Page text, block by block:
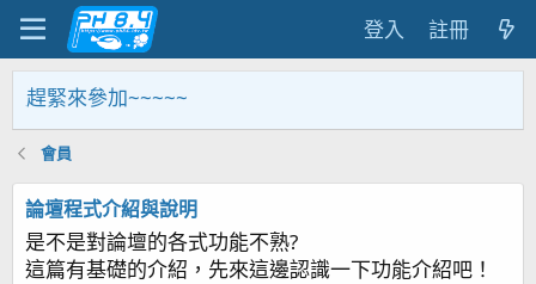
登入 註冊
趕緊來參加~~~~~
會員
論壇程式介紹與說明
是不是對論壇的各式功能不熟?
這篇有基礎的介紹，先來這邊認識一下功能介紹吧！